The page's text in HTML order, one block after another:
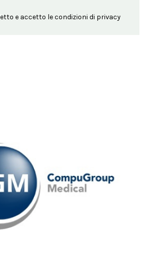
e accetto le condizioni di privacy